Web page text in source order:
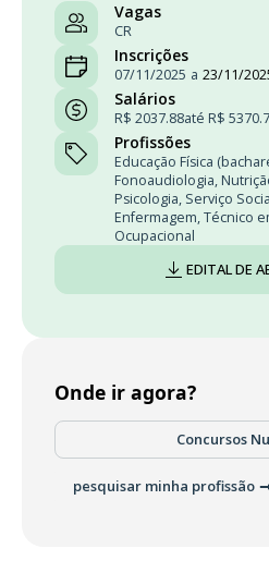
Vagas
CR
Inscrições
07/11/2025 a 23/11/
Salários
R$ 2037.88até R$
Profissões
Educação Física
Fonoaudiologia,
Psicologia, Serviço
Enfermagem,Técnico
Ocupacional
EDITAL DE
Onde ir agora?
Concursos
pesquisar minha profissão